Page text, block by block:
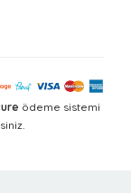
ödeme sistemi